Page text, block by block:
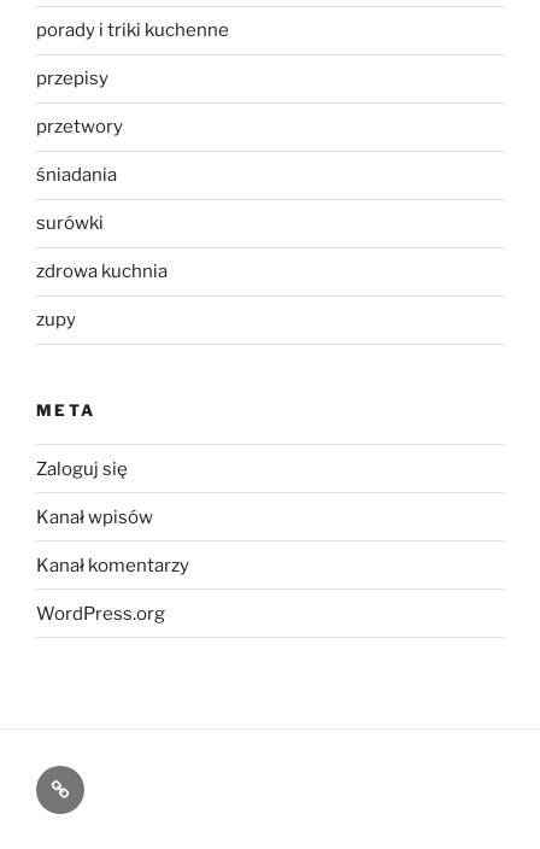
porady i triki kuchenne
przepisy
przetwory
śniadania
surówki
zdrowa kuchnia
zupy
META
Zaloguj się
Kanał wpisów
Kanał komentarzy
WordPress.org
Kontakt